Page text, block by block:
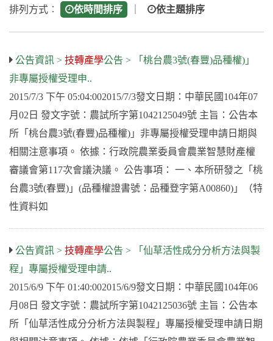
排列方式︰
依時間排序 依主題排序
公告資訊 > 技轉產學公告 > 「桃台農3號(春豐)品種權)」
非專屬授權受理申..
2015/7/3 下午 05:04:002015/7/3發文日期：中華民國104年07
月02日 發文字號：農試所字第1042125049號 主旨：公告本
所「桃台農3號(春豐)品種權)」非專屬授權受理申請日期與
相關注意事項。 依據：行政院農業委員會農業智慧財產權
審議會第117次會議決議。 公告事項： 一、本所研發之「桃
台農3號(春豐)」(品種權證書號：品種登字第A00860)」（特
性資料如
公告資訊 > 技轉產學公告 > 「仙草活性成分分析方法與製
程」專屬授權受理申請..
2015/6/9 下午 01:40:002015/6/9發文日期：中華民國104年06
月08日 發文字號：農試所字第1042125036號 主旨：公告本
所「仙草活性成分分析方法與製程」專屬授權受理申請日期